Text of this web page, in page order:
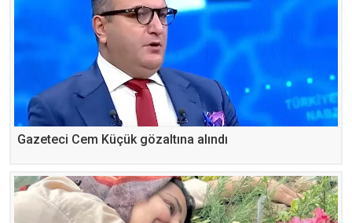
Gazeteci Cem Küçük gözaltına alındı